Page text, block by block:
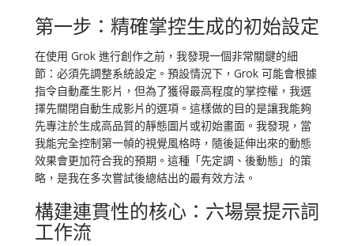
第一步：精確掌控生成的初始設定
在使用 Grok 進行創作之前，我發現一個非常關鍵的細
節：必須先調整系統設定。預設情況下，Grok 可能會根據
指令自動產生影片，但為了獲得最高程度的掌控權，我選
擇先關閉自動生成影片的選項。這樣做的目的是讓我能夠
先專注於生成高品質的靜態圖片或初始畫面。我發現，當
我能完全控制第一幀的視覺風格時，隨後延伸出來的動態
效果會更加符合我的預期。這種「先定調、後動態」的策
略，是我在多次嘗試後總結出的最有效方法。
構建連貫性的核心：六場景提示詞
工作流